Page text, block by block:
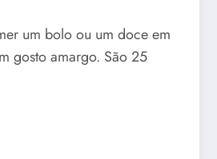
um bolo ou um doce em
gosto amargo. São 25